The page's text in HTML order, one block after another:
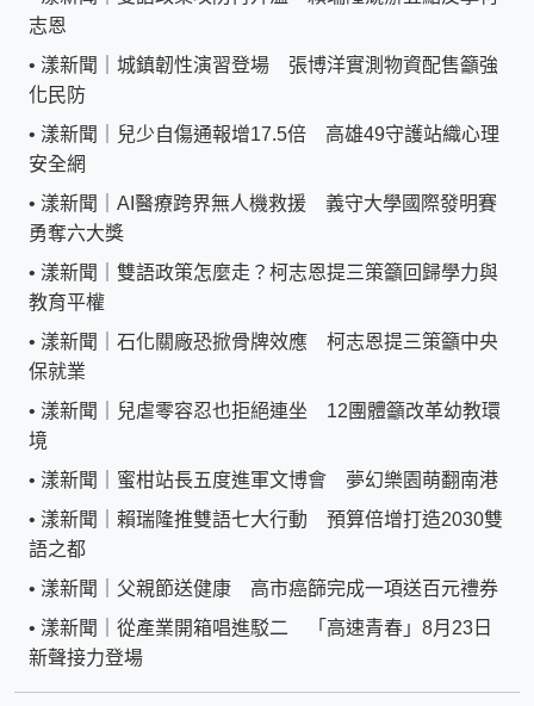
志恩
• 漾新聞｜城鎮韌性演習登場 張博洋實測物資配售籲強
化民防
• 漾新聞｜兒少自傷通報增17.5倍 高雄49守護站織心理
安全網
• 漾新聞｜AI醫療跨界無人機救援 義守大學國際發明賽
勇奪六大獎
• 漾新聞｜雙語政策怎麼走？柯志恩提三策籲回歸學力與
教育平權
• 漾新聞｜石化關廠恐掀骨牌效應 柯志恩提三策籲中央
保就業
• 漾新聞｜兒虐零容忍也拒絕連坐 12團體籲改革幼教環
境
• 漾新聞｜蜜柑站長五度進軍文博會 夢幻樂園萌翻南港
• 漾新聞｜賴瑞隆推雙語七大行動 預算倍增打造2030雙
語之都
• 漾新聞｜父親節送健康 高市癌篩完成一項送百元禮券
• 漾新聞｜從產業開箱唱進駁二 「高速青春」8月23日
新聲接力登場